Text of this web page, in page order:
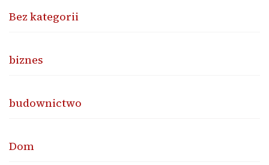
Bez kategorii
biznes
budownictwo
Dom